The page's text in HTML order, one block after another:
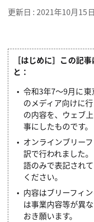
更新日 2021年10月15日
［はじめに］この記
と：
令和3年7〜9月に
のメディア向けに
の内容を、ウェブ
事にしたものです。
オンラインブリー
訳で行われました
語のみで表記され
ください。
内容はブリーフィ
は事業内容等が異
おき願います。